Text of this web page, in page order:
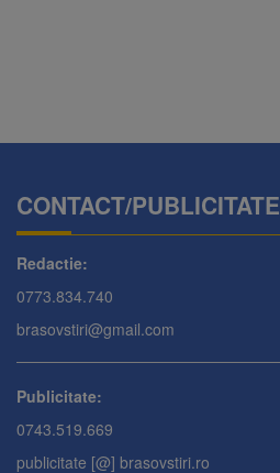
CONTACT/PUBLICITATE
Redactie:
0773.834.740
brasovstiri@gmail.com
Publicitate:
0743.519.669
publicitate [@] brasovstiri.ro